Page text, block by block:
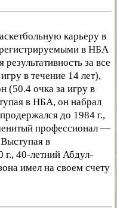
карьеру в
в НБА
за все
в течение 14 лет),
(50.4 очка за игру в
в НБА, он набрал
до 1984 г.,
профессионал —
в
г., 40-летний Абдул-
имел на своем счету